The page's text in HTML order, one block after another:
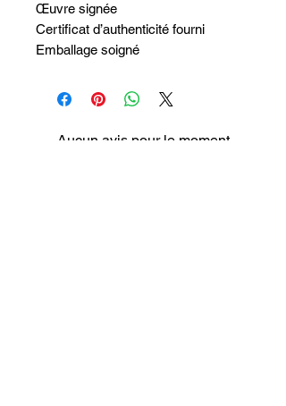
Œuvre signée
Certificat d’authenticité fourni
Emballage soigné
Aucun avis pour le moment